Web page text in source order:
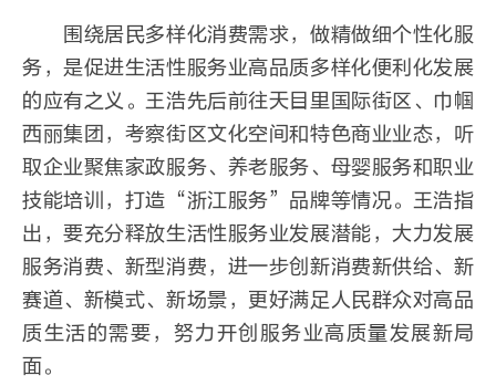
围绕居民多样化消费需求，做精做细个性化服
务，是促进生活性服务业高品质多样化便利化发展
的应有之义。王浩先后前往天目里国际街区、巾帼
西丽集团，考察街区文化空间和特色商业业态，听
取企业聚焦家政服务、养老服务、母婴服务和职业
技能培训，打造“浙江服务”品牌等情况。王浩指
出，要充分释放生活性服务业发展潜能，大力发展
服务消费、新型消费，进一步创新消费新供给、新
赛道、新模式、新场景，更好满足人民群众对高品
质生活的需要，努力开创服务业高质量发展新局
面。